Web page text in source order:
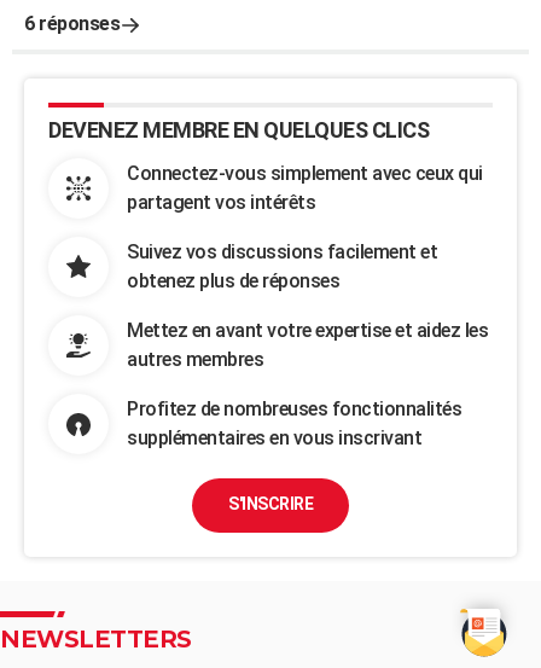
6 réponses
DEVENEZ MEMBRE EN QUELQUES CLICS
Connectez-vous simplement avec ceux qui
partagent vos intérêts
Suivez vos discussions facilement et
obtenez plus de réponses
Mettez en avant votre expertise et aidez les
autres membres
Profitez de nombreuses fonctionnalités
supplémentaires en vous inscrivant
S'INSCRIRE
NEWSLETTERS